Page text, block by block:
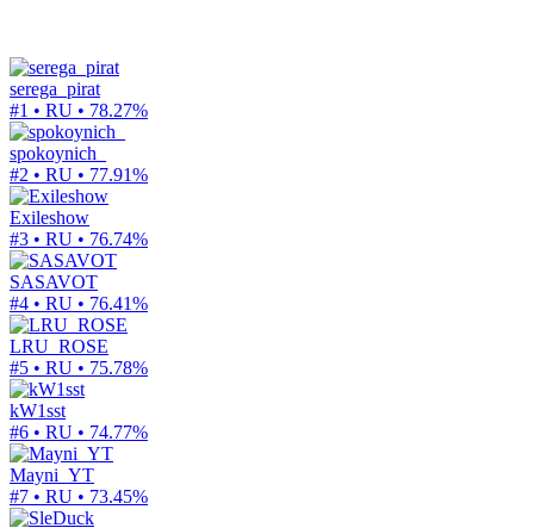
serega_pirat
#1 • RU • 78.27%
spokoynich_
#2 • RU • 77.91%
Exileshow
#3 • RU • 76.74%
SASAVOT
#4 • RU • 76.41%
LRU_ROSE
#5 • RU • 75.78%
kW1sst
#6 • RU • 74.77%
Mayni_YT
#7 • RU • 73.45%